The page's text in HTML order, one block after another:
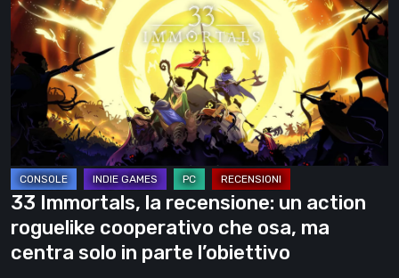
la
recensione:
un
action
roguelike
cooperativo
che
osa,
ma
centra
solo
33 Immortals, la recensione: un action
roguelike cooperativo che osa, ma
centra solo in parte l’obiettivo